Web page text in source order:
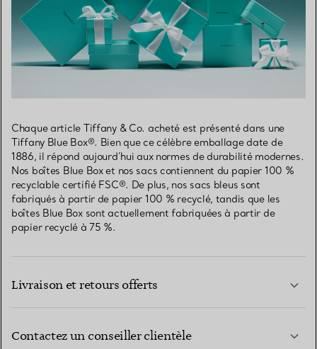
Chaque article Tiffany & Co. acheté est présenté dans une
Tiffany Blue Box®. Bien que ce célèbre emballage date de
1886, il répond aujourd’hui aux normes de durabilité modernes.
Nos boîtes Blue Box et nos sacs contiennent du papier 100 %
recyclable certifié FSC®. De plus, nos sacs bleus sont
fabriqués à partir de papier 100 % recyclé, tandis que les
boîtes Blue Box sont actuellement fabriquées à partir de
papier recyclé à 75 %.
Livraison et retours offerts
Contactez un conseiller clientèle